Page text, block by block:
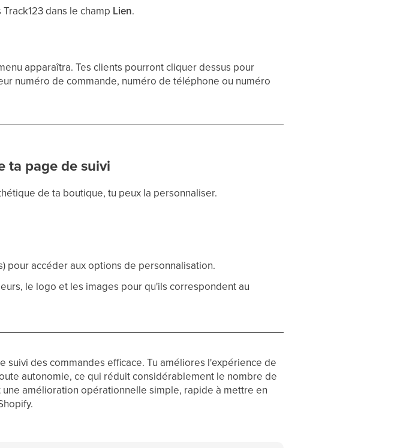
dans le champ Lien.
apparaîtra. Tes clients pourront cliquer dessus pour
numéro de commande, numéro de téléphone ou numéro
ta page de suivi
de ta boutique, tu peux la personnaliser.
pour accéder aux options de personnalisation.
le logo et les images pour qu'ils correspondent au
suivi des commandes efficace. Tu améliores l'expérience de
autonomie, ce qui réduit considérablement le nombre de
amélioration opérationnelle simple, rapide à mettre en